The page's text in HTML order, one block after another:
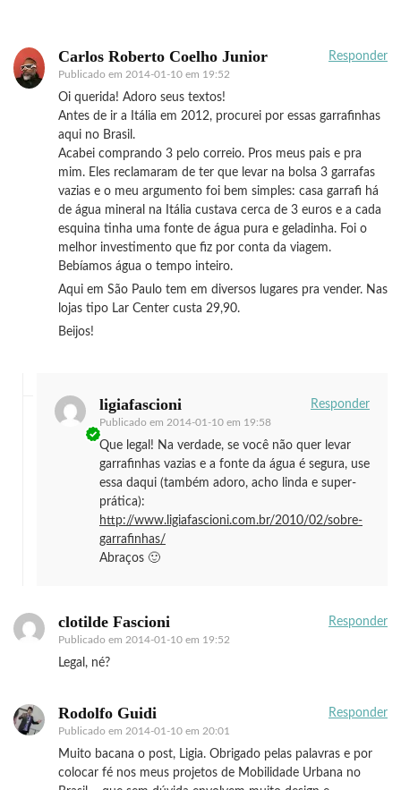
Carlos Roberto Coelho Junior
Publicado em 2014-01-10 em 19:52
Responder
Oi querida! Adoro seus textos!
Antes de ir a Itália em 2012, procurei por essas garrafinhas
aqui no Brasil.
Acabei comprando 3 pelo correio. Pros meus pais e pra
mim. Eles reclamaram de ter que levar na bolsa 3 garrafas
vazias e o meu argumento foi bem simples: casa garrafi há
de água mineral na Itália custava cerca de 3 euros e a cada
esquina tinha uma fonte de água pura e geladinha. Foi o
melhor investimento que fiz por conta da viagem.
Bebíamos água o tempo inteiro.
Aqui em São Paulo tem em diversos lugares pra vender. Nas
lojas tipo Lar Center custa 29,90.
Beijos!
ligiafascioni
Publicado em 2014-01-10 em 19:58
Responder
Que legal! Na verdade, se você não quer levar
garrafinhas vazias e a fonte da água é segura, use
essa daqui (também adoro, acho linda e super-
prática):
http://www.ligiafascioni.com.br/2010/02/sobre-
garrafinhas/
Abraços 🙂
clotilde Fascioni
Publicado em 2014-01-10 em 19:52
Responder
Legal, né?
Rodolfo Guidi
Publicado em 2014-01-10 em 20:01
Responder
Muito bacana o post, Ligia. Obrigado pelas palavras e por
colocar fé nos meus projetos de Mobilidade Urbana no